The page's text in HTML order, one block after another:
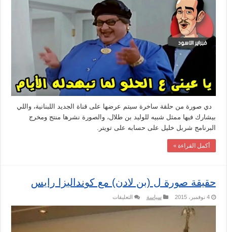
دي صورة من حلقة ساخرة سيتم عرضها على قناة الجديد اللبنانية، واللي
بيشارك فيها ممثل شبيه للوليد بن طلال، والصورة نشرها منتج ومخرج
البرنامج شربل خليل على حسابه على تويتر.
أكمل القراءة »
حقيقة صورة ل (بن لادن) مع كونداليزا رايس
4 نوفمبر، 2015 سياسة التعليقات